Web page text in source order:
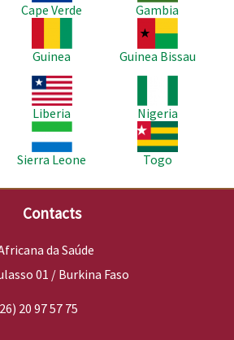
Cape Verde
Gambia
Guinea
Imagem
Guinea Bissau
Imagem
Liberia
Nigeria
Imagem
Sierra Leone
Imagem
Togo
Contacts
da Saúde
01 / Burkina Faso
20 97 57 75